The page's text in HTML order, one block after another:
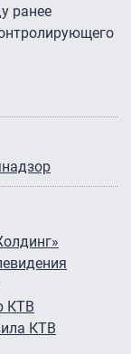
ранее
КТВ
КТВ